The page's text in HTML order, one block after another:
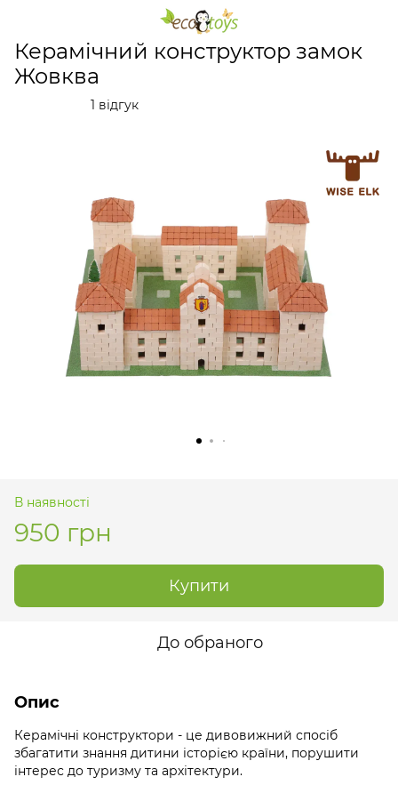
Керамічні конструктори Керамічний конструктор
Керамічний конструктор замок
Жовква
1 відгук
В наявності
950 грн
Купити
До обраного
Опис
Керамічні конструктори - це дивовижний спосіб
збагатити знання дитини історією країни, порушити
інтерес до туризму та архітектури.